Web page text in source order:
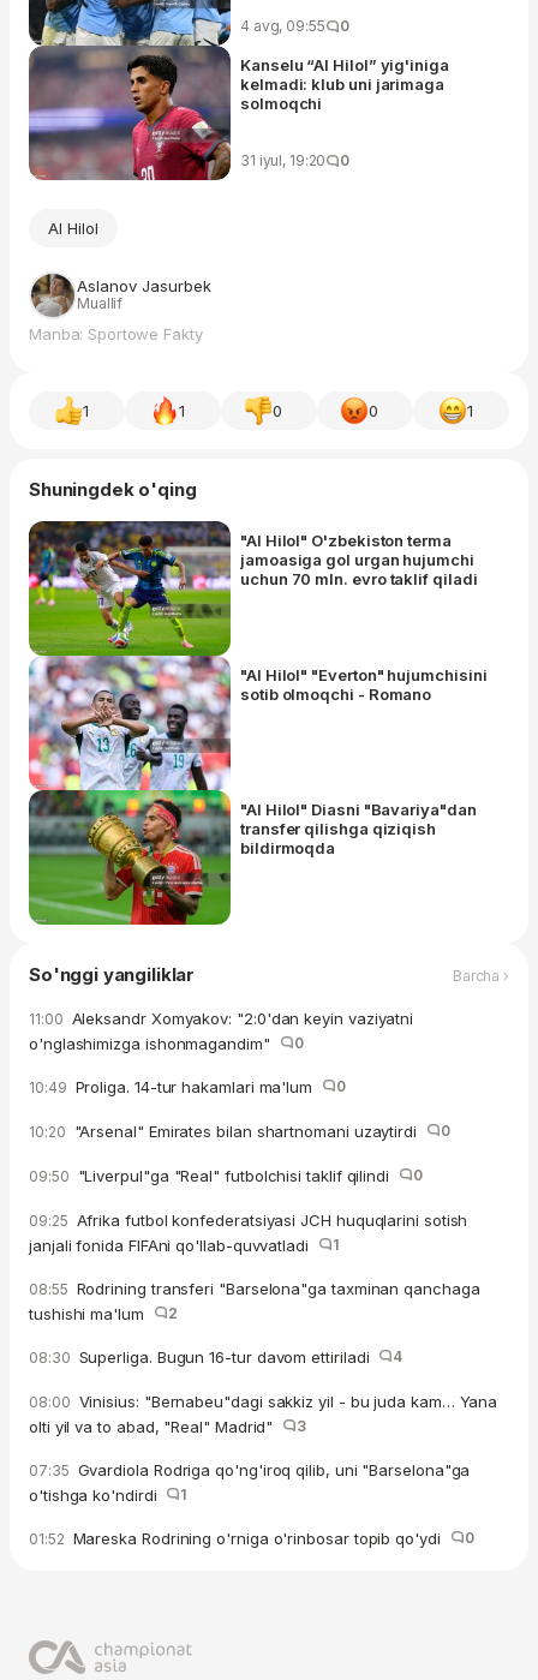
4 avg, 09:55 0
Kanselu “Al Hilol” yig'iniga
kelmadi: klub uni jarimaga
solmoqchi
31 iyul, 19:20 0
Al Hilol
Aslanov Jasurbek
Muallif
Manba: Sportowe Fakty
1 1 0 0 1
Shuningdek o'qing
"Al Hilol" O'zbekiston terma
jamoasiga gol urgan hujumchi
uchun 70 mln. evro taklif qiladi
"Al Hilol" "Everton" hujumchisini
sotib olmoqchi - Romano
"Al Hilol" Diasni "Bavariya"dan
transfer qilishga qiziqish
bildirmoqda
So'nggi yangiliklar Barcha ›
11:00 Aleksandr Xomyakov: "2:0'dan keyin vaziyatni
o'nglashimizga ishonmagandim"
0
10:49 Proliga. 14-tur hakamlari ma'lum 0
10:20 "Arsenal" Emirates bilan shartnomani uzaytirdi 0
09:50 "Liverpul"ga "Real" futbolchisi taklif qilindi 0
09:25 Afrika futbol konfederatsiyasi JCH huquqlarini sotish
janjali fonida FIFAni qo'llab-quvvatladi
1
08:55 Rodrining transferi "Barselona"ga taxminan qanchaga
tushishi ma'lum
2
08:30 Superliga. Bugun 16-tur davom ettiriladi 4
08:00 Vinisius: "Bernabeu"dagi sakkiz yil - bu juda kam… Yana
olti yil va to abad, "Real" Madrid"
3
07:35 Gvardiola Rodriga qo'ng'iroq qilib, uni "Barselona"ga
o'tishga ko'ndirdi
1
01:52 Mareska Rodrining o'rniga o'rinbosar topib qo'ydi 0